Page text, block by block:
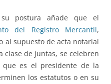
postura añade que el
del Registro Mercantil,
al supuesto de acta notarial
clase de juntas, se celebren
es el presidente de la
los estatutos o en su